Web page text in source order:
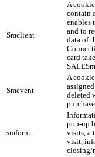
Smclient
A
contain
enables
and to
data of
card
Smevent
A
deleted
smform
pop-up
visits, a
visit,
closing/